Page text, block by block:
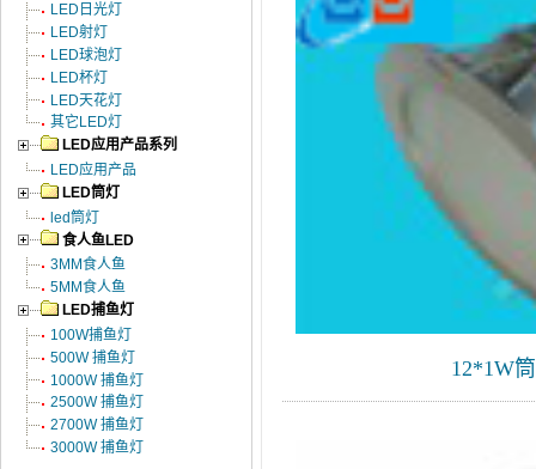
LED日光灯
LED射灯
LED球泡灯
LED杯灯
LED天花灯
其它LED灯
LED应用产品系列
LED应用产品
LED筒灯
led筒灯
食人鱼LED
3MM食人鱼
5MM食人鱼
LED捕鱼灯
100W捕鱼灯
500W 捕鱼灯
1000W 捕鱼灯
2500W 捕鱼灯
2700W 捕鱼灯
3000W 捕鱼灯
12*1W